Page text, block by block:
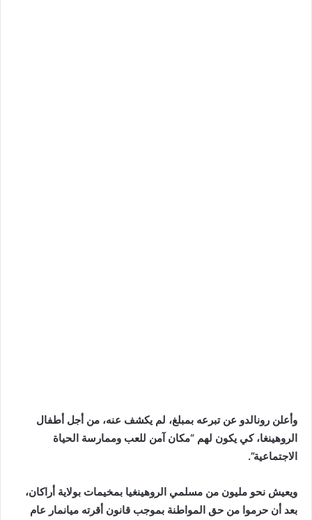
وأعلن رونالدو عن تبرعه بمبلغ، لم يكشف عنه، من أجل أطفال
الروهينغا، كي يكون لهم “مكان آمن للعب وممارسة الحياة
الاجتماعية”.
ويعيش نحو مليون من مسلمي الروهينغيا بمخيمات بولاية أراكان،
بعد أن حرموا من حق المواطنة بموجب قانون أقرته ميانمار عام